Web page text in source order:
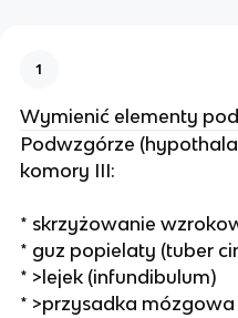
1
Wymienić elementy
Podwzgórze
komory III:
* skrzyżowanie
* guz popielaty (tuber
* >lejek (infundibulum)
* >przysadka